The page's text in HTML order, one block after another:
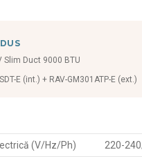
Slim Duct 9000 BTU
E (int.) + RAV-GM301ATP-E (ext.)
(V/Hz/Ph) 220-